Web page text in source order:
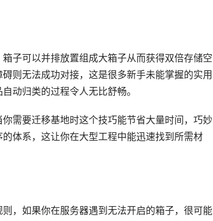
子可以并排放置组成大箱子从而获得双倍存储空
则无法成功对接，这是很多新手未能掌握的实用
动归类的过程令人无比舒畅。
需要迁移基地时这个技巧能节省大量时间，巧妙
体系，这让你在大型工程中能迅速找到所需材
，如果你在服务器遇到无法开启的箱子，很可能